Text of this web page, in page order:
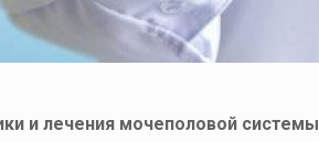
и лечения мочеполовой системы